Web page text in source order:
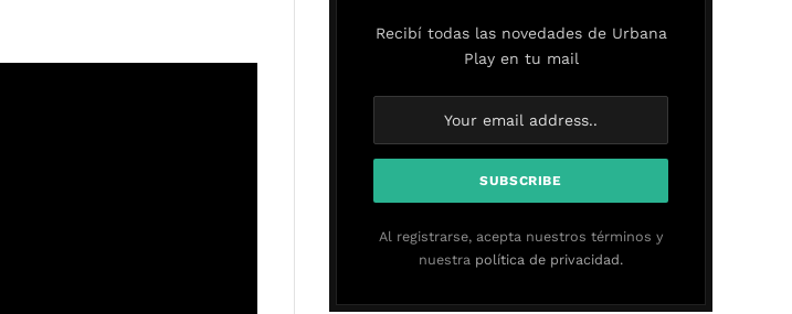
Recibí todas las novedades de Urbana
Play en tu mail
Al registrarse, acepta nuestros términos y
nuestra política de privacidad.